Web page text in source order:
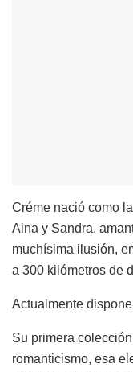
Créme nació como
Aina y Sandra,
muchísima ilusión,
a 300 kilómetros de
Actualmente
Su primera
romanticismo, esa